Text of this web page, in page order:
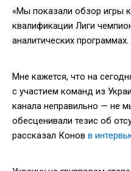
«Мы показали обзор игры
квалификации Лиги
аналитических программах.
Мне кажется, что на
с участием команд из
канала неправильно — не
обесценивали тезис об
рассказал Конов в